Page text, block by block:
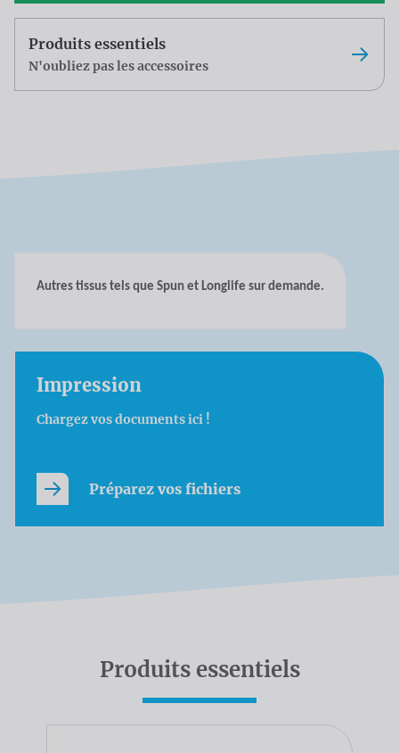
Produits essentiels
N'oubliez pas les accessoires
Autres tissus tels que Spun et Longlife sur demande.
Impression
Chargez vos documents ici !
Préparez vos fichiers
Produits essentiels